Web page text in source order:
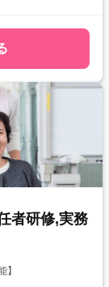
者研修,実務
】